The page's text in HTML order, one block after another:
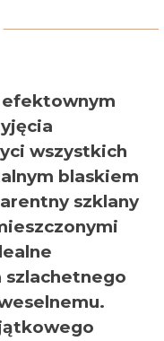
wszystkich
blaskiem
szklany